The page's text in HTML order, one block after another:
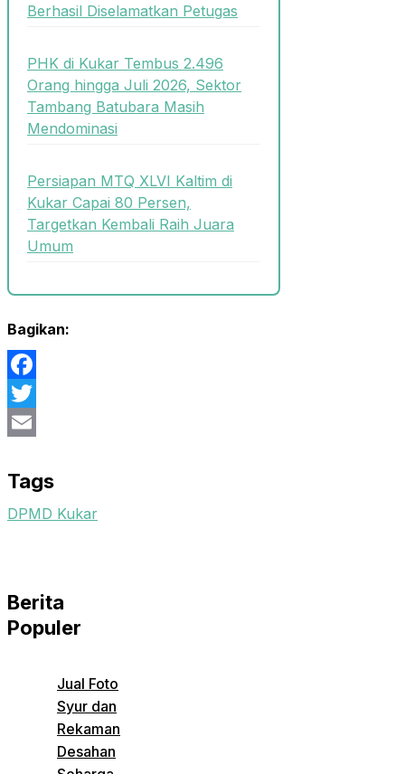
Berhasil Diselamatkan Petugas
PHK di Kukar Tembus 2.496
Orang hingga Juli 2026, Sektor
Tambang Batubara Masih
Mendominasi
Persiapan MTQ XLVI Kaltim di
Kukar Capai 80 Persen,
Targetkan Kembali Raih Juara
Umum
Bagikan:
Facebook
Twitter
Tags
DPMD Kukar
Berita
Populer
Jual Foto
Syur dan
Rekaman
Desahan